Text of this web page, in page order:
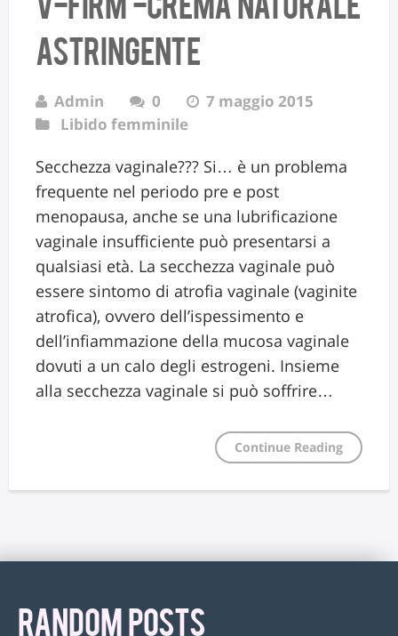
astringente
Admin 0
7 maggio 2015
Libido femminile
Secchezza vaginale??? Si… è un problema
frequente nel periodo pre e post
menopausa, anche se una lubrificazione
vaginale insufficiente può presentarsi a
qualsiasi età. La secchezza vaginale può
essere sintomo di atrofia vaginale (vaginite
atrofica), ovvero dell’ispessimento e
dell’infiammazione della mucosa vaginale
dovuti a un calo degli estrogeni. Insieme
alla secchezza vaginale si può soffrire…
Continue Reading
RANDOM POSTS